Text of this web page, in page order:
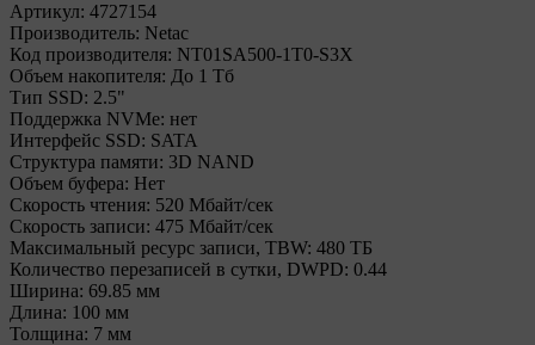
Артикул: 4727154
Производитель: Netac
Код производителя: NT01SA500-1T0-S3X
Объем накопителя: До 1 Тб
Тип SSD: 2.5"
Поддержка NVMe: нет
Интерфейс SSD: SATA
Структура памяти: 3D NAND
Объем буфера: Нет
Cкорость чтения: 520 Мбайт/сек
Cкорость записи: 475 Мбайт/сек
Максимальный ресурс записи, TBW: 480 ТБ
Количество перезаписей в сутки, DWPD: 0.44
Ширина: 69.85 мм
Длина: 100 мм
Толщина: 7 мм